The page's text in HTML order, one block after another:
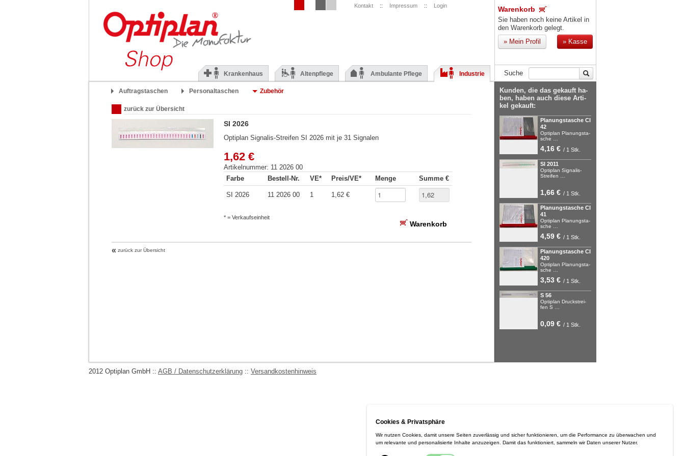
Kontakt :: Impressum :: Login
Warenkorb
Sie haben noch keine Artikel in
den Warenkorb gelegt.
» Mein Profil » Kasse
Krankenhaus Altenpflege Ambulante Pflege Industrie
Auftragstaschen Personaltaschen Zubehör
Suche
zurück zur Übersicht
SI 2026
Optiplan Signalis-Streifen SI 2026 mit je 31 Signalen
1,62 €
Artikelnummer: 11 2026 00
Farbe
Bestell-Nr. VE* Preis/VE* Menge Summe €
SI 2026 11 2026 00 1 1,62 €
* = Verkaufseinheit
Warenkorb
« zurück zur Übersicht
Kun­den, die das ge­kauft ha­
ben, ha­ben auch die­se Ar­ti­
kel ge­kauft:
Pla­nungs­ta­sche CI
42
Op­ti­plan Pla­nungs­ta­
sche …
4,16 € / 1 Stk.
SI 2011
Op­ti­plan Si­gna­lis-
Strei­fen …
1,66 € / 1 Stk.
Pla­nungs­ta­sche CI
41
Op­ti­plan Pla­nungs­ta­
sche …
4,59 € / 1 Stk.
Pla­nungs­ta­sche CI
420
Op­ti­plan Pla­nungs­ta­
sche …
3,53 € / 1 Stk.
S 56
Op­ti­plan Druck­strei­
fen S …
0,09 € / 1 Stk.
2012 Optiplan GmbH :: AGB / Datenschutzerklärung :: Versandkostenhinweis
Cookies & Privatsphäre
Wir nutzen Cookies, damit unsere Seiten zuverlässig und sicher funktionieren, um die Performance zu überwachen und
um relevante und personalisierte Inhalte anzuzeigen. Damit das funktioniert, sammeln wir Daten unserer Nutzer.